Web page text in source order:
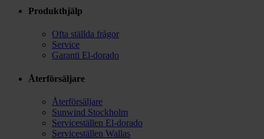
Produkthjälp
Ofta ställda frågor
Service
Garanti El-dorado
Återförsäljare
Återförsäljare
Sunwind Stockholm
Serviceställen El-dorado
Serviceställen Wallas